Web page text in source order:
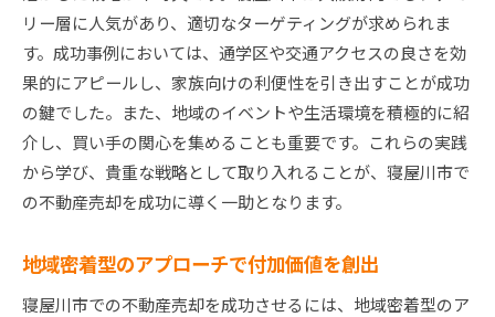
リー層に人気があり、適切なターゲティングが求められま
す。成功事例においては、通学区や交通アクセスの良さを効
果的にアピールし、家族向けの利便性を引き出すことが成功
の鍵でした。また、地域のイベントや生活環境を積極的に紹
介し、買い手の関心を集めることも重要です。これらの実践
から学び、貴重な戦略として取り入れることが、寝屋川市で
の不動産売却を成功に導く一助となります。
地域密着型のアプローチで付加価値を創出
寝屋川市での不動産売却を成功させるには、地域密着型のア